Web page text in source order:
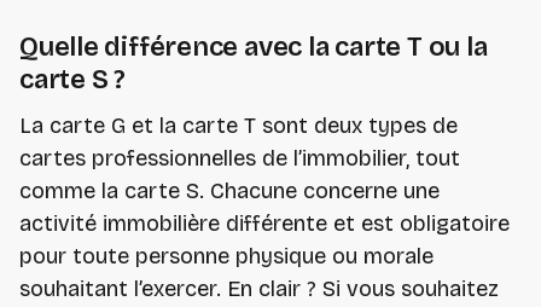
Quelle différence avec la carte T ou la
carte S ?
La carte G et la carte T sont deux types de
cartes professionnelles de l’immobilier, tout
comme la carte S. Chacune concerne une
activité immobilière différente et est obligatoire
pour toute personne physique ou morale
souhaitant l’exercer. En clair ? Si vous souhaitez